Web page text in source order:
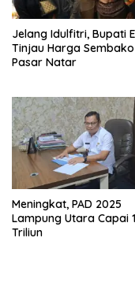
Jelang Idulfitri, Bupati
Tinjau Harga
Pasar Natar
Meningkat, PAD 2025
Lampung Utara Capai
Triliun